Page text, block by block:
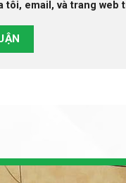
tôi, email, và trang